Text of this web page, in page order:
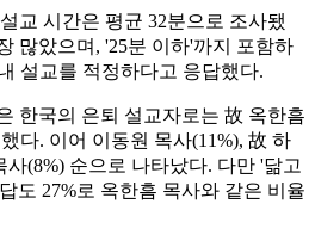
교 시간은 평균 32분으로 조사됐
많았으며, '25분 이하'까지 포함하
설교를 적정하다고 응답했다.
한국의 은퇴 설교자로는 故 옥한흠
다. 이어 이동원 목사(11%), 故 하
사(8%) 순으로 나타났다. 다만 '닮고
도 27%로 옥한흠 목사와 같은 비율